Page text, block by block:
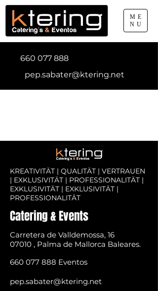
ME
NU
660 077 888
pep.sabater@ktering.net
KREATIVITÄT | QUALITÄT | VERTRAUEN
| EXKLUSIVITÄT | PROFESSIONALITÄT |
EXKLUSIVITÄT | EXKLUSIVITÄT |
PROFESSIONALITÄT
Catering & Events
Carretera de Valldemossa, 16
07010 , Palma de Mallorca Baleares.
660 077 888 Eventos
pep.sabater@ktering.net